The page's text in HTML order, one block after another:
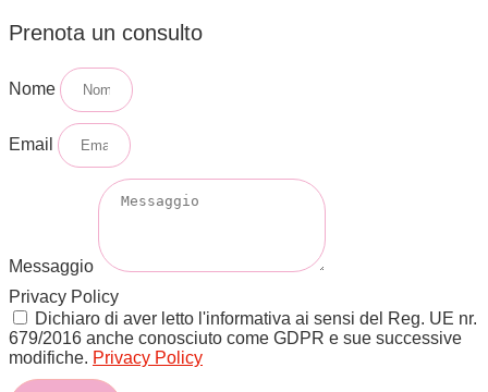
Prenota un consulto
Nome
Email
Messaggio
Privacy Policy
Dichiaro di aver letto l'informativa ai sensi del Reg. UE nr.
679/2016 anche conosciuto come GDPR e sue successive
modifiche. Privacy Policy